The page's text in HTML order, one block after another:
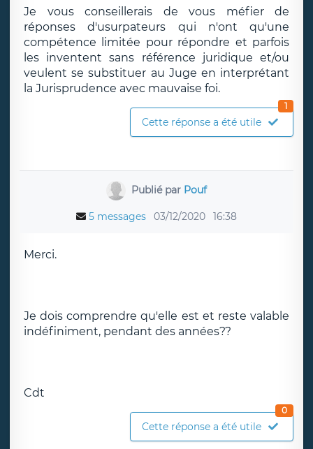
Je vous conseillerais de vous méfier de
réponses d'usurpateurs qui n'ont qu'une
compétence limitée pour répondre et parfois
les inventent sans référence juridique et/ou
veulent se substituer au Juge en interprétant
la Jurisprudence avec mauvaise foi.
Cette réponse a été utile
1
Publié par Pouf
5 messages 03/12/2020 16:38
Merci.
Je dois comprendre qu'elle est et reste valable
indéfiniment, pendant des années??
Cdt
Cette réponse a été utile
0